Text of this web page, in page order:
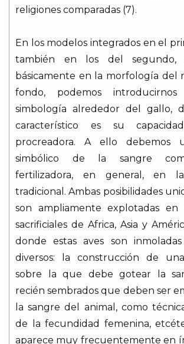
religiones comparadas (7).
En los modelos integrados en el
también en los del segundo,
básicamente en la morfología del
fondo, podemos
simbología alrededor del gallo,
característico es su
procreadora. A ello debemos
simbólico de la sangre
fertilizadora, en general, en
tradicional. Ambas posibilidades
son ampliamente explotadas en
sacrificiales de Africa, Asia y
donde estas aves son
diversos: la construcción de
sobre la que debe gotear la
recién sembrados que deben ser
la sangre del animal, como
de la fecundidad femenina,
aparece muy frecuentemente en